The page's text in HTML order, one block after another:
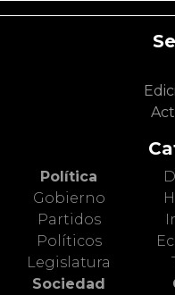
Política
Gobierno
Partidos
Políticos
Legislatura
Sociedad